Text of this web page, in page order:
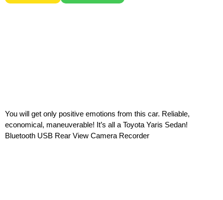
You will get only positive emotions from this car. Reliable,
economical, maneuverable! It’s all a Toyota Yaris Sedan!
Bluetooth USB Rear View Camera Recorder